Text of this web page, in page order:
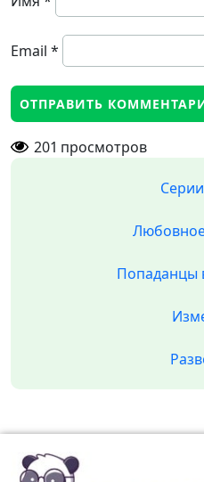
Email *
201 просмотров
Попаданцы